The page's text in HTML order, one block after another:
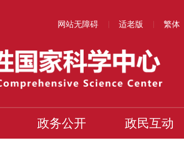
网站无障碍 适老版 繁体
政务公开 政民互动